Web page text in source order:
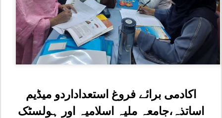
اکادمی برائے فروغ استعداداردو میڈیم
اساتذہ،جامعہ ملیہ اسلامیہ اور ہولسٹک